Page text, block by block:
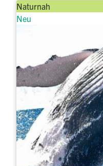
Naturnah
Neu